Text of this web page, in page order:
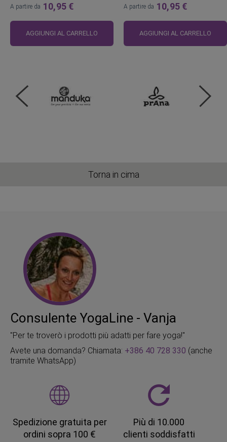
A partire da 10,95 €
AGGIUNGI AL CARRELLO
A partire da 10,95 €
AGGIUNGI AL CARRELLO
Torna in cima
Consulente YogaLine - Vanja
"Per te troverò i prodotti più adatti per fare yoga!"
Avete una domanda? Chiamata: +386 40 728 330 (anche
tramite WhatsApp)
Spedizione gratuita per
ordini sopra 100 €
Più di 10.000
clienti soddisfatti